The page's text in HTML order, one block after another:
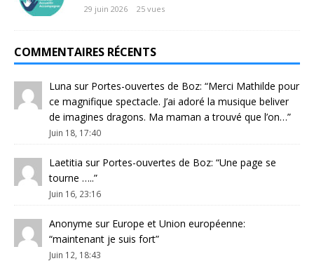
29 juin 2026 25 vues
COMMENTAIRES RÉCENTS
Luna sur Portes-ouvertes de Boz: “Merci Mathilde pour
ce magnifique spectacle. J’ai adoré la musique beliver
de imagines dragons. Ma maman a trouvé que l’on…”
Juin 18, 17:40
Laetitia sur Portes-ouvertes de Boz: “Une page se
tourne …..”
Juin 16, 23:16
Anonyme sur Europe et Union européenne:
“maintenant je suis fort”
Juin 12, 18:43